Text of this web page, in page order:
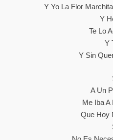
Y Yo La Flor
Y
Te Lo
Y
Y Sin
A Un
Me Iba A
Que Hoy